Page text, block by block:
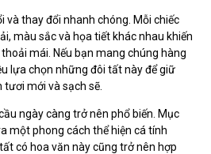
và thay đổi nhanh chóng. Mỗi chiếc
màu sắc và họa tiết khác nhau khiến
mái. Nếu bạn mang chúng hàng
lựa chọn những đôi tất này để giữ
mới và sạch sẽ.
ngày càng trở nên phổ biến. Mục
một phong cách thể hiện cá tính
có hoa văn này cũng trở nên hợp